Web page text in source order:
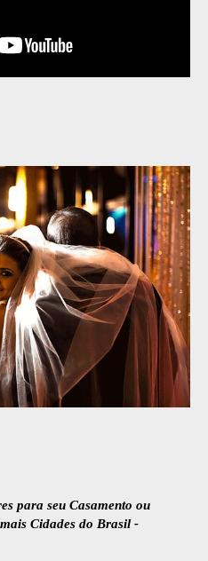
para seu Casamento ou
Cidades do Brasil -